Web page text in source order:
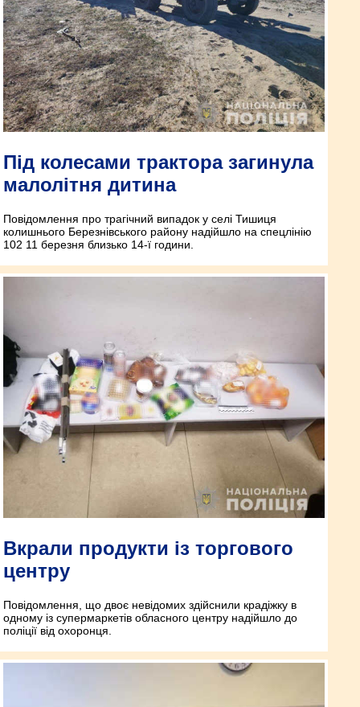
Під колесами трактора загинула
малолітня дитина
Повідомлення про трагічний випадок у селі Тишиця
колишнього Березнівського району надійшло на спецлінію
102 11 березня близько 14-ї години.
Вкрали продукти із торгового
центру
Повідомлення, що двоє невідомих здійснили крадіжку в
одному із супермаркетів обласного центру надійшло до
поліції від охоронця.